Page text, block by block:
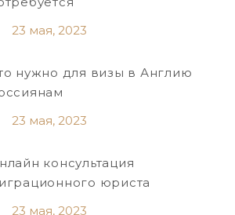
23 мая, 2023
нужно для визы в Англию
23 мая, 2023
консультация
юриста
23 мая, 2023